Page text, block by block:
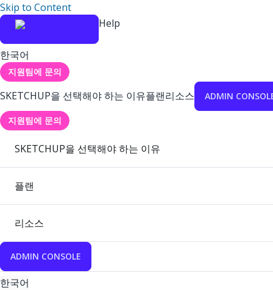
Skip to Content
Help
한국어
지원팀에 문의
SKETCHUP을 선택해야 하는 이유플랜리소스 ADMIN
지원팀에 문의
SKETCHUP을 선택해야 하는 이유
플랜
리소스
ADMIN CONSOLE
한국어